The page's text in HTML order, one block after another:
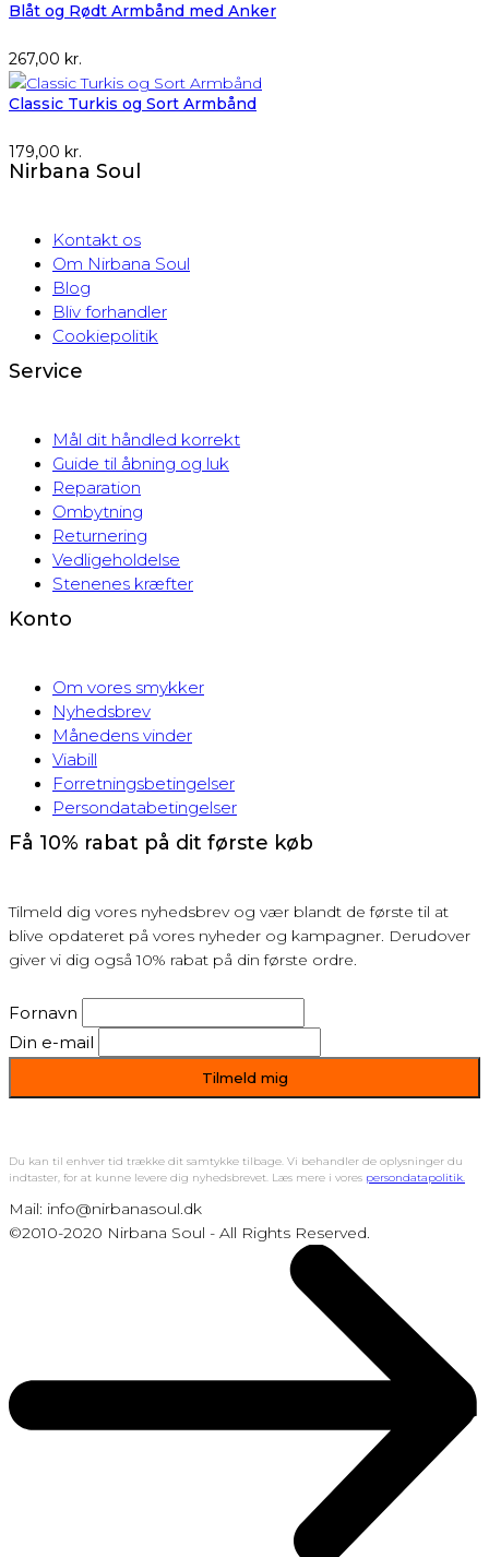
Blåt og Rødt Armbånd med Anker
267,00 kr.
Classic Turkis og Sort Armbånd
179,00 kr.
Nirbana Soul
Kontakt os
Om Nirbana Soul
Blog
Bliv forhandler
Cookiepolitik
Service
Mål dit håndled korrekt
Guide til åbning og luk
Reparation
Ombytning
Returnering
Vedligeholdelse
Stenenes kræfter
Konto
Om vores smykker
Nyhedsbrev
Månedens vinder
Viabill
Forretningsbetingelser
Persondatabetingelser
Få 10% rabat på dit første køb
Tilmeld dig vores nyhedsbrev og vær blandt de første til at
blive opdateret på vores nyheder og kampagner. Derudover
giver vi dig også 10% rabat på din første ordre.
Fornavn
Din e-mail
Du kan til enhver tid trække dit samtykke tilbage. Vi behandler de oplysninger du
indtaster, for at kunne levere dig nyhedsbrevet. Læs mere i vores persondatapolitik.
Mail: info@nirbanasoul.dk
©2010-2020 Nirbana Soul - All Rights Reserved.